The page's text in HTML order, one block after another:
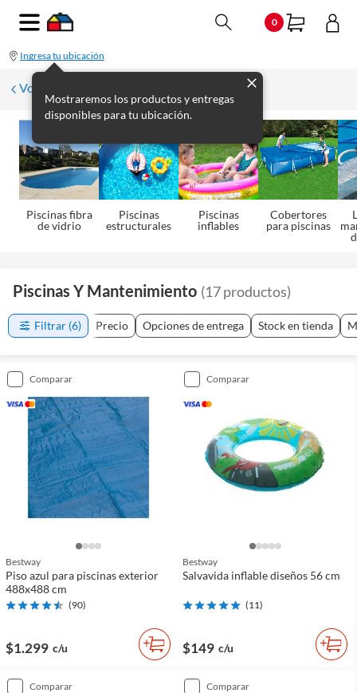
0
Ingresa tu ubicación
Mostraremos los productos y entregas
disponibles para tu ubicación.
Volver a Aire Libre
Piscinas fibra
de vidrio
Piscinas
estructurales
Piscinas
inflables
Cobertores
para piscinas
Piscinas Y Mantenimiento (17productos)
Filtrar (6) Precio Opciones de entrega Stock en tienda
comparar
Bestway
Piso azul para piscinas exterior
488x488 cm
(90)
$1.299 c/u
comparar
Bestway
Salvavida inflable diseños 56 cm
(11)
$149 c/u
comparar comparar